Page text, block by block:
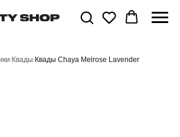
/Квады/Квады Chaya Melrose Lavender